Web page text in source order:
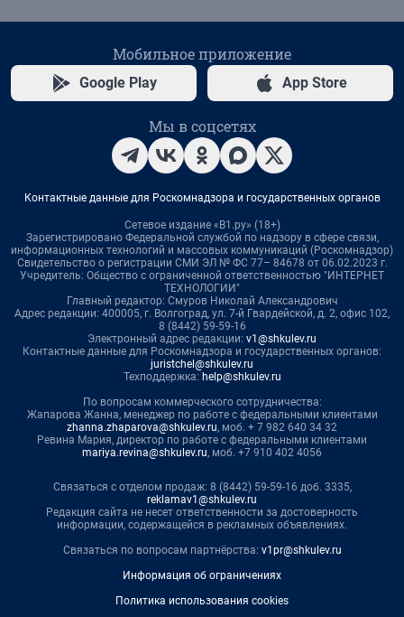
Мобильное приложение
Google Play App Store
Мы в соцсетях
Контактные данные для Роскомнадзора и государственных органов
Сетевое издание «В1.ру» (18+)
Зарегистрировано Федеральной службой по надзору в сфере связи,
информационных технологий и массовых коммуникаций (Роскомнадзор)
Свидетельство о регистрации СМИ ЭЛ № ФС 77– 84678 от 06.02.2023 г.
Учредитель: Общество с ограниченной ответственностью "ИНТЕРНЕТ
ТЕХНОЛОГИИ"
Главный редактор: Смуров Николай Александрович
Адрес редакции: 400005, г. Волгоград, ул. 7-й Гвардейской, д. 2, офис 102,
8 (8442) 59-59-16
Электронный адрес редакции: v1@shkulev.ru
Контактные данные для Роскомнадзора и государственных органов:
juristchel@shkulev.ru
Техподдержка: help@shkulev.ru
По вопросам коммерческого сотрудничества:
Жапарова Жанна, менеджер по работе с федеральными клиентами
zhanna.zhaparova@shkulev.ru, моб. + 7 982 640 34 32
Ревина Мария, директор по работе с федеральными клиентами
mariya.revina@shkulev.ru, моб. +7 910 402 4056
Связаться с отделом продаж: 8 (8442) 59-59-16 доб. 3335,
reklamav1@shkulev.ru
Редакция сайта не несет ответственности за достоверность
информации, содержащейся в рекламных объявлениях.
Связаться по вопросам партнёрства: v1pr@shkulev.ru
Информация об ограничениях
Политика использования cookies